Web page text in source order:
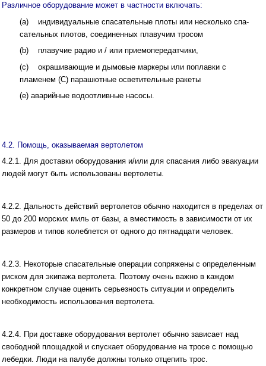
Различное оборудование может в частности включать:
(a) индивидуальные спасательные плоты или несколько спа­
сательных плотов, соединенных плавучим тросом
(b) плавучие радио и / или приемопередатчики,
(c) окрашивающие и дымовые маркеры или поплавки с
пламенем (С) парашютные осветительные ракеты
(е) аварийные водоотливные насосы.
4.2. Помощь, оказываемая вертолетом
4.2.1. Для доставки оборудования и/или для спасания либо эвакуации
людей могут быть использованы вертолеты.
4.2.2. Дальность действий вертолетов обычно находится в пределах от
50 до 200 морских миль от базы, а вместимость в зависимости от их
размеров и типов колеблется от одного до пятнадцати человек.
4.2.3. Некоторые спасательные операции сопряжены с определенным
риском для экипажа вертолета. Поэтому очень важно в каждом
конкретном случае оценить серьезность ситуации и определить
необходимость использования вертолета.
4.2.4. При доставке оборудования вертолет обычно зависает над
свободной площадкой и спускает оборудование на тросе с помощью
лебедки. Люди на палубе должны только отцепить трос.